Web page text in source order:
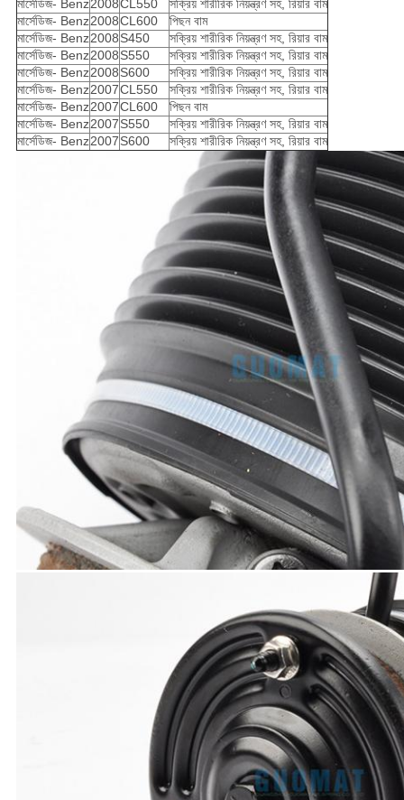
মার্সেডিজ- Benz2008CL550
সক্রিয় শারীরিক নিয়ন্ত্রণ সহ, রিয়ার বাম
মার্সেডিজ- Benz2008CL600
পিছন বাম
মার্সেডিজ- Benz2008S450
সক্রিয় শারীরিক নিয়ন্ত্রণ সহ, রিয়ার বাম
মার্সেডিজ- Benz2008S550
সক্রিয় শারীরিক নিয়ন্ত্রণ সহ, রিয়ার বাম
মার্সেডিজ- Benz2008S600
সক্রিয় শারীরিক নিয়ন্ত্রণ সহ, রিয়ার বাম
মার্সেডিজ- Benz2007CL550
সক্রিয় শারীরিক নিয়ন্ত্রণ সহ, রিয়ার বাম
মার্সেডিজ- Benz2007CL600
পিছন বাম
মার্সেডিজ- Benz2007S550
সক্রিয় শারীরিক নিয়ন্ত্রণ সহ, রিয়ার বাম
মার্সেডিজ- Benz2007S600 সক্রিয় শারীরিক নিয়ন্ত্রণ সহ, রিয়ার বাম